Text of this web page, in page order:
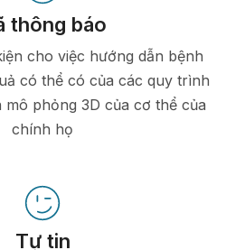
thông báo
cho việc hướng dẫn bệnh
có thể có của các quy trình
phỏng 3D của cơ thể của
chính họ
Tự tin